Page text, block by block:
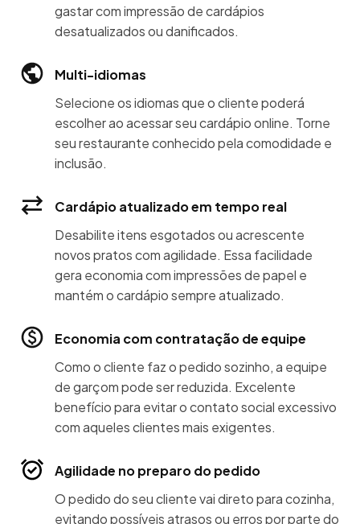
gastar com impressão de cardápios
desatualizados ou danificados.
Multi-idiomas
Selecione os idiomas que o cliente poderá
escolher ao acessar seu cardápio online. Torne
seu restaurante conhecido pela comodidade e
inclusão.
Cardápio atualizado em tempo real
Desabilite itens esgotados ou acrescente
novos pratos com agilidade. Essa facilidade
gera economia com impressões de papel e
mantém o cardápio sempre atualizado.
Economia com contratação de equipe
Como o cliente faz o pedido sozinho, a equipe
de garçom pode ser reduzida. Excelente
benefício para evitar o contato social excessivo
com aqueles clientes mais exigentes.
Agilidade no preparo do pedido
O pedido do seu cliente vai direto para cozinha,
evitando possíveis atrasos ou erros por parte do